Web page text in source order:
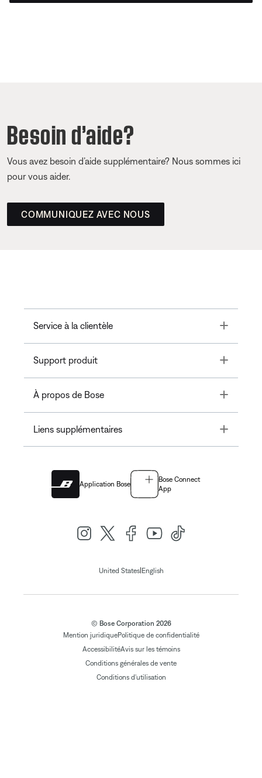
Besoin d’aide?
Vous avez besoin d’aide supplémentaire? Nous sommes ici
pour vous aider.
COMMUNIQUEZ AVEC NOUS
Service à la clientèle Toggle
Support produit Toggle
À propos de Bose Toggle
Liens supplémentaires Toggle
Application Bose
Bose Connect
App
United States| English
© Bose Corporation 2026
Mention juridiquePolitique de confidentialité
AccessibilitéAvis sur les témoins
Conditions générales de vente
Conditions d'utilisation